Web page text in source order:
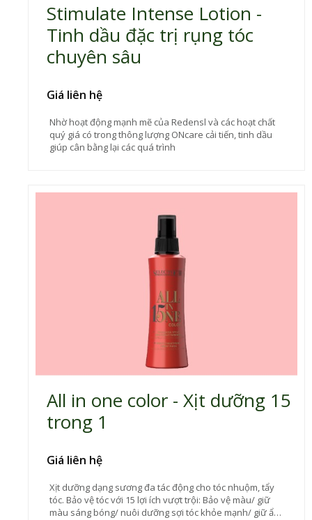
Stimulate Intense Lotion -
Tinh dầu đặc trị rụng tóc
chuyên sâu
Giá liên hệ
Nhờ hoạt động mạnh mẽ của Redensl và các hoạt chất
quý giá có trong thông lượng ONcare cải tiến, tinh dầu
giúp cân bằng lại các quá trình
All in one color - Xịt dưỡng 15
trong 1
Giá liên hệ
Xịt dưỡng dạng sương đa tác động cho tóc nhuộm, tẩy
tóc. Bảo vệ tóc với 15 lợi ích vượt trội: Bảo vệ màu/ giữ
màu sáng bóng/ nuôi dưỡng sợi tóc khỏe mạnh/ giữ ẩm